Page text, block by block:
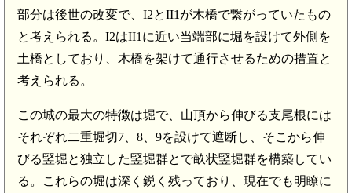
部分は後世の改変で、I2とII1が木橋で繋がっていたもの
と考えられる。I2はII1に近い当端部に堀を設けて外側を
土橋としており、木橋を架けて通行させるための措置と
考えられる。
この城の最大の特徴は堀で、山頂から伸びる支尾根には
それぞれ二重堀切7、8、9を設けて遮断し、そこから伸
びる竪堀と独立した竪堀群とで畝状竪堀群を構築してい
る。これらの堀は深く鋭く残っており、現在でも明瞭に